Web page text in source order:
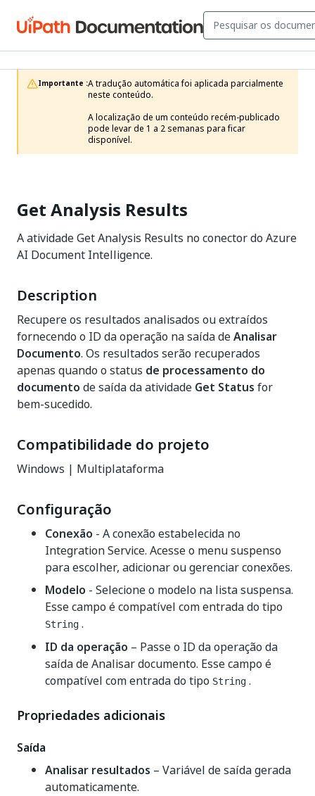
Importante :A tradução automática foi aplicada parcialmente
neste conteúdo.
A localização de um conteúdo recém-publicado
pode levar de 1 a 2 semanas para ficar
disponível.
Get Analysis Results
A atividade Get Analysis Results no conector do Azure
AI Document Intelligence.
Description
Recupere os resultados analisados ou extraídos
fornecendo o ID da operação na saída deAnalisar
Documento. Os resultados serão recuperados
apenas quando o status de processamento do
documento de saída da atividade Get Status for
bem-sucedido.
Compatibilidade do projeto
Windows | Multiplataforma
Configuração
Conexão - A conexão estabelecida no
Integration Service. Acesse o menu suspenso
para escolher, adicionar ou gerenciar conexões.
Modelo - Selecione o modelo na lista suspensa.
Esse campo é compatível com entrada do tipo
String .
ID da operação – Passe o ID da operação da
saída de Analisar documento. Esse campo é
compatível com entrada do tipo String .
Propriedades adicionais
Saída
Analisar resultados – Variável de saída gerada
automaticamente.